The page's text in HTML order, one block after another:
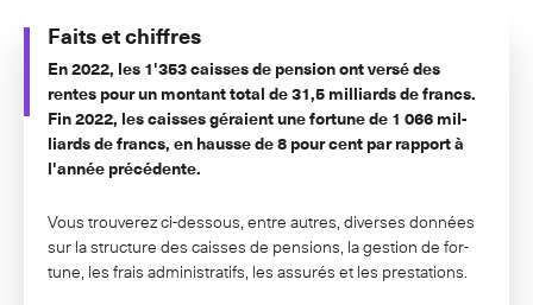
Faits et chiffres
En 2022, les 1'353 caisses de pen­sion ont ver­sé des
rentes pour un mont­ant total de 31,5 mil­liards de francs.
Fin 2022, les caisses géraient une for­tune de 1 066 mil­
liards de francs, en hausse de 8 pour centpar rap­port à
l'an­née précédente.
Vous trouverez ci-des­sous, entre autres, di­verses don­nées
sur la struc­ture des caisses de pen­sions, la ges­tion de for­
tune, les frais ad­min­is­trat­ifs, les as­surés et les presta­tions.